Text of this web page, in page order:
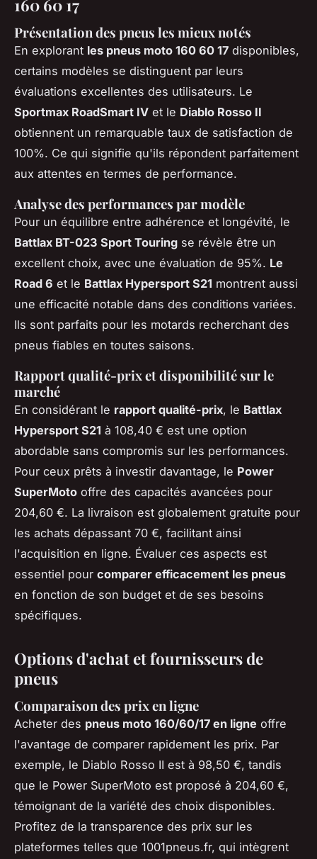
160 60 17
Présentation des pneus les mieux notés
En explorant les pneus moto 160 60 17 disponibles,
certains modèles se distinguent par leurs
évaluations excellentes des utilisateurs. Le
Sportmax RoadSmart IV et le Diablo Rosso II
obtiennent un remarquable taux de satisfaction de
100%. Ce qui signifie qu'ils répondent parfaitement
aux attentes en termes de performance.
Analyse des performances par modèle
Pour un équilibre entre adhérence et longévité, le
Battlax BT-023 Sport Touring se révèle être un
excellent choix, avec une évaluation de 95%. Le
Road 6 et le Battlax Hypersport S21 montrent aussi
une efficacité notable dans des conditions variées.
Ils sont parfaits pour les motards recherchant des
pneus fiables en toutes saisons.
Rapport qualité-prix et disponibilité sur le
marché
En considérant le rapport qualité-prix, le Battlax
Hypersport S21 à 108,40 € est une option
abordable sans compromis sur les performances.
Pour ceux prêts à investir davantage, le Power
SuperMoto offre des capacités avancées pour
204,60 €. La livraison est globalement gratuite pour
les achats dépassant 70 €, facilitant ainsi
l'acquisition en ligne. Évaluer ces aspects est
essentiel pour comparer efficacement les pneus
en fonction de son budget et de ses besoins
spécifiques.
Options d'achat et fournisseurs de
pneus
Comparaison des prix en ligne
Acheter des pneus moto 160/60/17 en ligne offre
l'avantage de comparer rapidement les prix. Par
exemple, le Diablo Rosso II est à 98,50 €, tandis
que le Power SuperMoto est proposé à 204,60 €,
témoignant de la variété des choix disponibles.
Profitez de la transparence des prix sur les
plateformes telles que 1001pneus.fr, qui intègrent